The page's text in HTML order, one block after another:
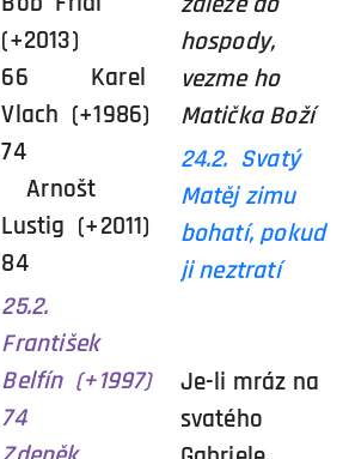
(+2013)
66 Karel
Vlach (+1986)
74
Arnošt
Lustig (+2011)
84
25.2.
František
Belfín (+1997)
74
hospody,
vezme ho
Matička Boží
24.2. Svatý
Matěj zimu
bohatí, pokud
ji neztratí
Je-li mráz na
svatého